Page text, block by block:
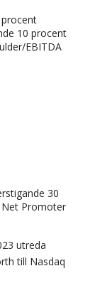
10 procent
EBITDA
30
Net Promoter
utreda
till Nasdaq